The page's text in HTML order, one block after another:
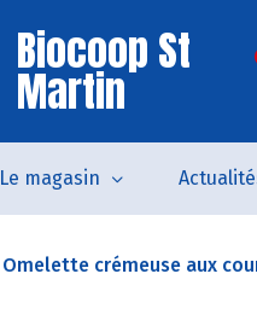
Biocoop St
Martin
Le magasin
Omelette crémeuse aux